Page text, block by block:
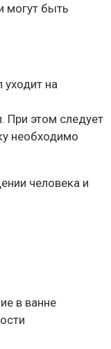
могут быть
на
При этом следует
необходимо
человека и
в ванне